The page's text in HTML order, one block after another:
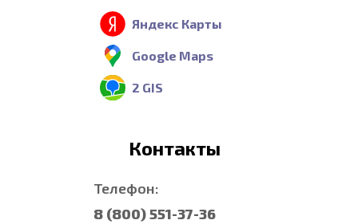
Яндекс Карты
Google Maps
2 GIS
Контакты
Телефон:
8 (800) 551-37-36